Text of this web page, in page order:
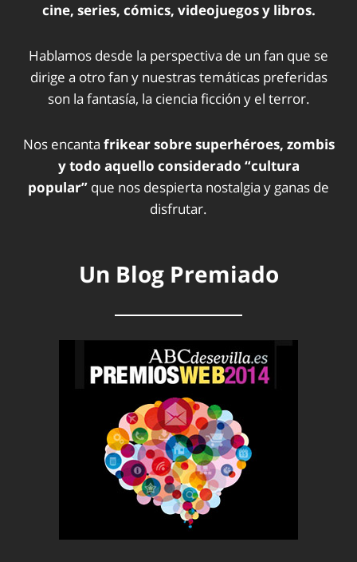
cine, series, cómics, videojuegos y libros.
Hablamos desde la perspectiva de un fan que se
dirige a otro fan y nuestras temáticas preferidas
son la fantasía, la ciencia ficción y el terror.
Nos encanta frikear sobre superhéroes, zombis
y todo aquello considerado “cultura
popular” que nos despierta nostalgia y ganas de
disfrutar.
Un Blog Premiado